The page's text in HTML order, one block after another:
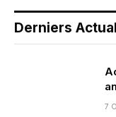
Derniers
7